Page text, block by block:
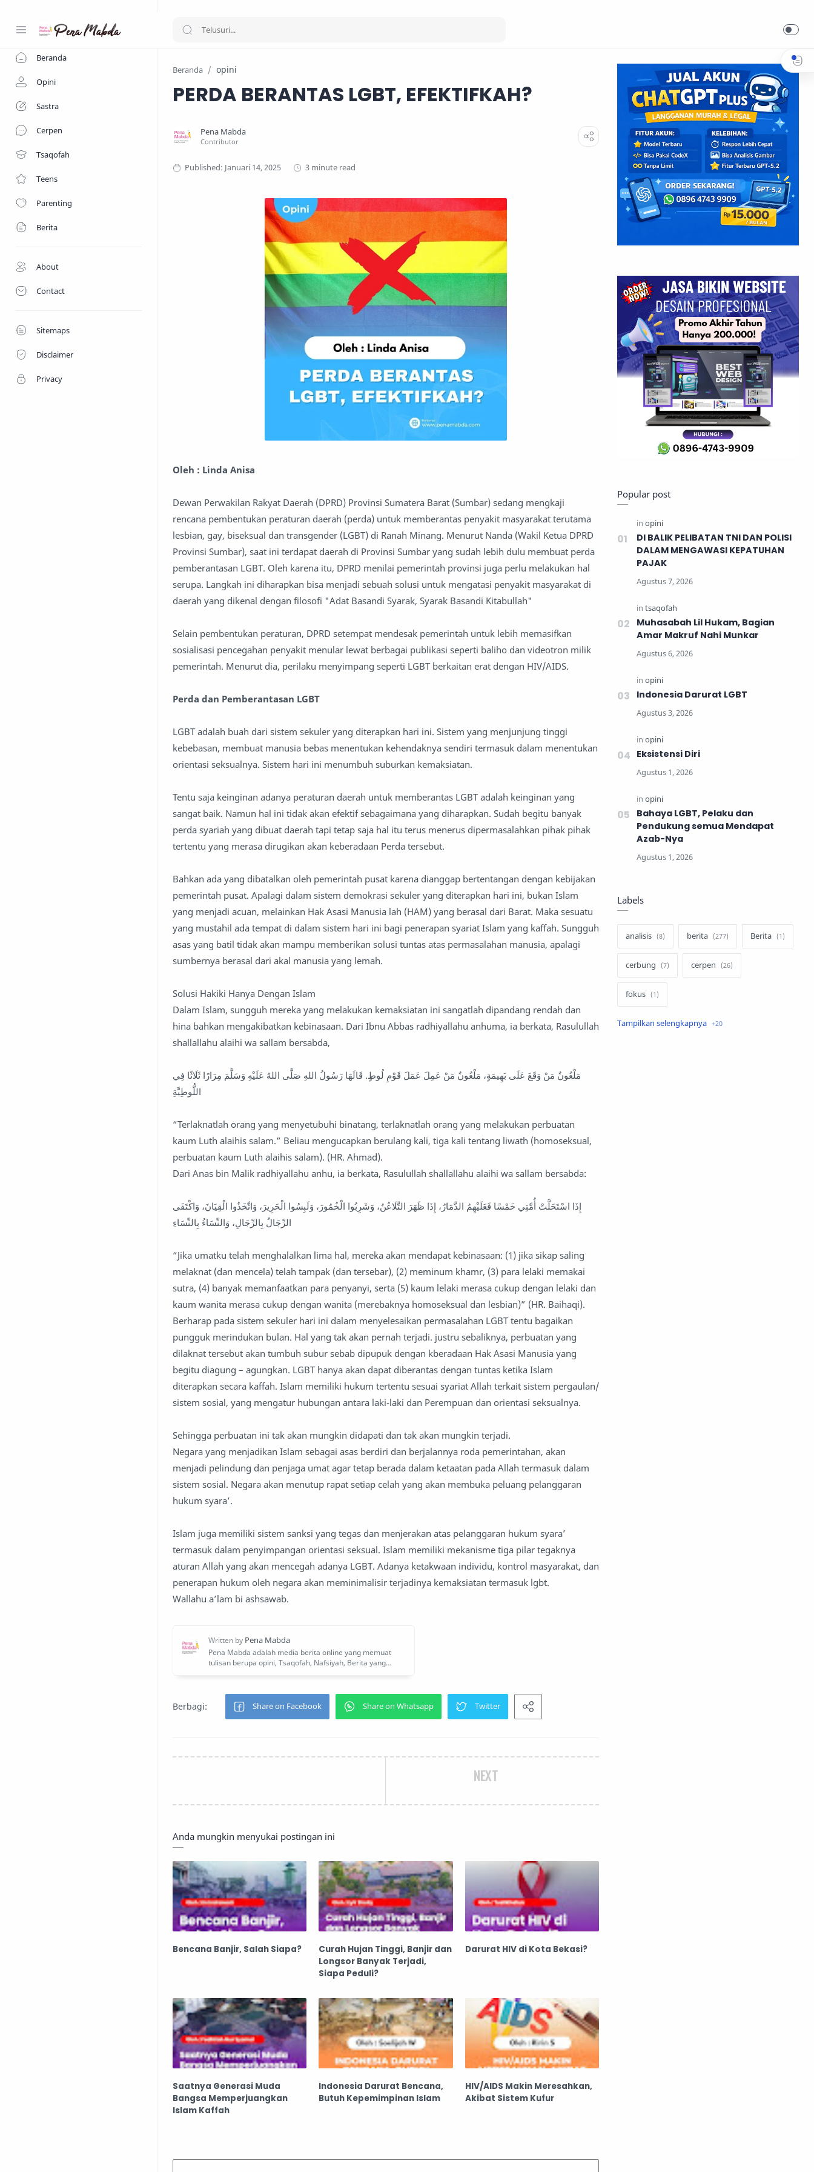
Beranda
Opini
Sastra
Cerpen
Tsaqofah
Teens
Parenting
Berita
About
Contact
Sitemaps
Disclaimer
Privacy
Beranda opini
PERDA BERANTAS LGBT, EFEKTIFKAH?
3 minute read
Oleh : Linda Anisa
Dewan Perwakilan Rakyat Daerah (DPRD) Provinsi Sumatera Barat (Sumbar) sedang mengkaji
rencana pembentukan peraturan daerah (perda) untuk memberantas penyakit masyarakat terutama
lesbian, gay, biseksual dan transgender (LGBT) di Ranah Minang. Menurut Nanda (Wakil Ketua DPRD
Provinsi Sumbar), saat ini terdapat daerah di Provinsi Sumbar yang sudah lebih dulu membuat perda
pemberantasan LGBT. Oleh karena itu, DPRD menilai pemerintah provinsi juga perlu melakukan hal
serupa. Langkah ini diharapkan bisa menjadi sebuah solusi untuk mengatasi penyakit masyarakat di
daerah yang dikenal dengan filosofi "Adat Basandi Syarak, Syarak Basandi Kitabullah"
Selain pembentukan peraturan, DPRD setempat mendesak pemerintah untuk lebih memasifkan
sosialisasi pencegahan penyakit menular lewat berbagai publikasi seperti baliho dan videotron milik
pemerintah. Menurut dia, perilaku menyimpang seperti LGBT berkaitan erat dengan HIV/AIDS.
Perda dan Pemberantasan LGBT
LGBT adalah buah dari sistem sekuler yang diterapkan hari ini. Sistem yang menjunjung tinggi
kebebasan, membuat manusia bebas menentukan kehendaknya sendiri termasuk dalam menentukan
orientasi seksualnya. Sistem hari ini menumbuh suburkan kemaksiatan.
Tentu saja keinginan adanya peraturan daerah untuk memberantas LGBT adalah keinginan yang
sangat baik. Namun hal ini tidak akan efektif sebagaimana yang diharapkan. Sudah begitu banyak
perda syariah yang dibuat daerah tapi tetap saja hal itu terus menerus dipermasalahkan pihak pihak
tertentu yang merasa dirugikan akan keberadaan Perda tersebut.
Bahkan ada yang dibatalkan oleh pemerintah pusat karena dianggap bertentangan dengan kebijakan
pemerintah pusat. Apalagi dalam sistem demokrasi sekuler yang diterapkan hari ini, bukan Islam
yang menjadi acuan, melainkan Hak Asasi Manusia lah (HAM) yang berasal dari Barat. Maka sesuatu
yang mustahil ada tempat di dalam sistem hari ini bagi penerapan syariat Islam yang kaffah. Sungguh
asas yang batil tidak akan mampu memberikan solusi tuntas atas permasalahan manusia, apalagi
sumbernya berasal dari akal manusia yang lemah.
Solusi Hakiki Hanya Dengan Islam
Dalam Islam, sungguh mereka yang melakukan kemaksiatan ini sangatlah dipandang rendah dan
hina bahkan mengakibatkan kebinasaan. Dari Ibnu Abbas radhiyallahu anhuma, ia berkata, Rasulullah
shallallahu alaihi wa sallam bersabda,
مَلْعُونٌ مَنْ وَقَعَ عَلَى بَهِيمَةٍ، مَلْعُونٌ مَنْ عَمِلَ عَمَلَ قَوْمِ لُوطٍ. قَالَهَا رَسُولُ اللهِ صَلَّى اللهُ عَلَيْهِ وَسَلَّمَ مِرَارًا ثَلَاثًا فِي
“Terlaknatlah orang yang menyetubuhi binatang, terlaknatlah orang yang melakukan perbuatan
kaum Luth alaihis salam.” Beliau mengucapkan berulang kali, tiga kali tentang liwath (homoseksual,
perbuatan kaum Luth alaihis salam). (HR. Ahmad).
Dari Anas bin Malik radhiyallahu anhu, ia berkata, Rasulullah shallallahu alaihi wa sallam bersabda:
إِذَا اسْتَحَلَّتْ أُمَّتِي خَمْسًا فَعَلَيْهِمُ الدَّمَارُ، إِذَا ظَهَرَ التَّلَاعُنُ، وَشَرِبُوا الْخُمُورَ، وَلَبِسُوا الْحَرِيرَ، وَاتَّخَذُوا الْقِيَانَ، وَاكْتَفَى
“Jika umatku telah menghalalkan lima hal, mereka akan mendapat kebinasaan: (1) jika sikap saling
melaknat (dan mencela) telah tampak (dan tersebar), (2) meminum khamr, (3) para lelaki memakai
sutra, (4) banyak memanfaatkan para penyanyi, serta (5) kaum lelaki merasa cukup dengan lelaki dan
kaum wanita merasa cukup dengan wanita (merebaknya homoseksual dan lesbian)” (HR. Baihaqi).
Berharap pada sistem sekuler hari ini dalam menyelesaikan permasalahan LGBT tentu bagaikan
pungguk merindukan bulan. Hal yang tak akan pernah terjadi. justru sebaliknya, perbuatan yang
dilaknat tersebut akan tumbuh subur sebab dipupuk dengan kberadaan Hak Asasi Manusia yang
begitu diagung – agungkan. LGBT hanya akan dapat diberantas dengan tuntas ketika Islam
diterapkan secara kaffah. Islam memiliki hukum tertentu sesuai syariat Allah terkait sistem pergaulan/
sistem sosial, yang mengatur hubungan antara laki-laki dan Perempuan dan orientasi seksualnya.
Sehingga perbuatan ini tak akan mungkin didapati dan tak akan mungkin terjadi.
Negara yang menjadikan Islam sebagai asas berdiri dan berjalannya roda pemerintahan, akan
menjadi pelindung dan penjaga umat agar tetap berada dalam ketaatan pada Allah termasuk dalam
sistem sosial. Negara akan menutup rapat setiap celah yang akan membuka peluang pelanggaran
hukum syara’.
Islam juga memiliki sistem sanksi yang tegas dan menjerakan atas pelanggaran hukum syara’
termasuk dalam penyimpangan orientasi seksual. Islam memiliki mekanisme tiga pilar tegaknya
aturan Allah yang akan mencegah adanya LGBT. Adanya ketakwaan individu, kontrol masyarakat, dan
penerapan hukum oleh negara akan meminimalisir terjadinya kemaksiatan termasuk lgbt.
Wallahu a’lam bi ashsawab.
NEXT
Anda mungkin menyukai postingan ini
Bencana Banjir, Salah Siapa?
Curah Hujan Tinggi, Banjir dan
Longsor Banyak Terjadi,
Siapa Peduli?
Darurat HIV di Kota Bekasi?
Saatnya Generasi Muda
Bangsa Memperjuangkan
Islam Kaffah
Indonesia Darurat Bencana,
Butuh Kepemimpinan Islam
HIV/AIDS Makin Meresahkan,
Akibat Sistem Kufur
Popular post
DI BALIK PELIBATAN TNI DAN POLISI
DALAM MENGAWASI KEPATUHAN
PAJAK
Muhasabah Lil Hukam, Bagian
Amar Makruf Nahi Munkar
Indonesia Darurat LGBT
Eksistensi Diri
Bahaya LGBT, Pelaku dan
Pendukung semua Mendapat
Azab-Nya
Labels
analisis berita Berita
cerbung cerpen
fokus
hukum internasional